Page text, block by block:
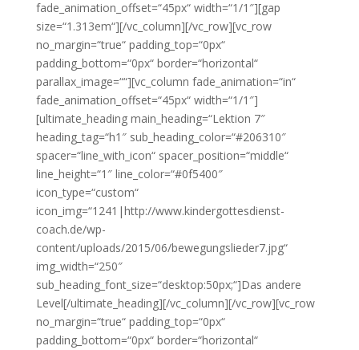
fade_animation_offset=“45px“ width=“1/1″][gap
size=“1.313em“][/vc_column][/vc_row][vc_row
no_margin=“true“ padding_top=“0px“
padding_bottom=“0px“ border=“horizontal“
parallax_image=““][vc_column fade_animation=“in“
fade_animation_offset=“45px“ width=“1/1″]
[ultimate_heading main_heading=“Lektion 7″
heading_tag=“h1″ sub_heading_color=“#206310″
spacer=“line_with_icon“ spacer_position=“middle“
line_height=“1″ line_color=“#0f5400″
icon_type=“custom“
icon_img=“1241|http://www.kindergottesdienst-
coach.de/wp-
content/uploads/2015/06/bewegungslieder7.jpg“
img_width=“250″
sub_heading_font_size=“desktop:50px;“]Das andere
Level[/ultimate_heading][/vc_column][/vc_row][vc_row
no_margin=“true“ padding_top=“0px“
padding_bottom=“0px“ border=“horizontal“